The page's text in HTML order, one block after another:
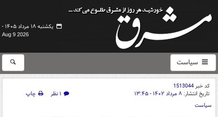
یکشنبه ۱۸ مرداد ۱۴۰۵ -
Aug 9 2026
سیاست
کد خبر1513044
تاریخ انتشار: ۸ مرداد ۱۴۰۲ - ۱۳:۴۵ ۱ نظر
چاپ
سیاست